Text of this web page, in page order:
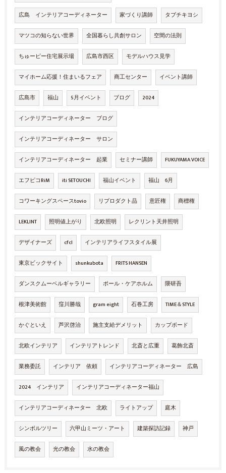
広島 インテリアコーディネーター 家づくり講師 タブチキヨシ
マツコの知らない世界 全国暮らし共創サロン 空間の法則
ちゅーピー住宅展示場 広島市西区 モデルハウス見学
マイホーム応援！住まいるフェア 商工センター イベント講師
広島市 福山 5月イベント ブログ 2024
インテリアコーディネーター ブログ
インテリアコーディネーター サロン
インテリアコーディネーター 起業 セミナー講師 FUKUYAMA VOICE
エフピコRiM iti SETOUCHI 福山イベント 福山 6月
コワーキングスペースtovio リプロダクト品 意匠権 商標権
LEKLINT 照明値上がり 北欧照明 レクリント天井照明
デザイナーズ cfcl インテリアライフスタイル展
東京ビックサイト shunkubota FRITS HANSEN
ダンスクムーベルギャラリー ポール・ケアホルム 隈研吾
根津美術館 窪川勝哉 gram eight 石巻工房 TIME＆STYLE
かぐといえ 芦沢啓治 施主支給デメリット カップボード
北欧インテリア インテリアトレンド 北斎と広重 葛飾北斎
業務委託 インテリア 依頼 インテリアコーディネーター 広島
2024 インテリア インテリアコーディネーター福山
インテリアコーディネーター 北欧 ライトアップ 庭木
シンボルツリー 六甲山ミーツ・アート 建築探訪記録 神戸
風の教会 光の教会 水の教会